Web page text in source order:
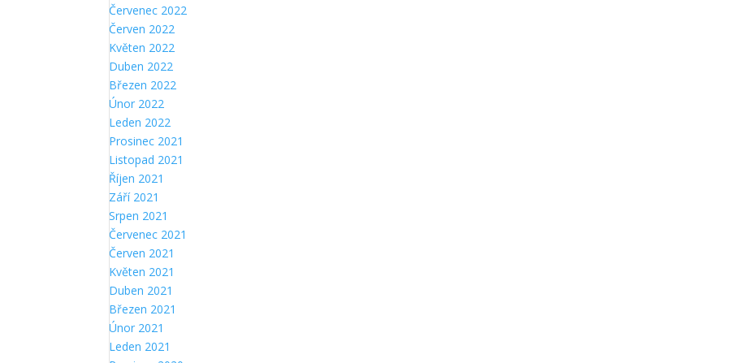
Červenec 2022
Červen 2022
Květen 2022
Duben 2022
Březen 2022
Únor 2022
Leden 2022
Prosinec 2021
Listopad 2021
Říjen 2021
Září 2021
Srpen 2021
Červenec 2021
Červen 2021
Květen 2021
Duben 2021
Březen 2021
Únor 2021
Leden 2021